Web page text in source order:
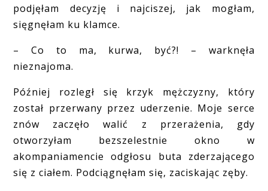
podjęłam decyzję i najciszej, jak mogłam,
sięgnęłam ku klamce.
– Co to ma, kurwa, być?! – warknęła
nieznajoma.
Później rozległ się krzyk mężczyzny, który
został przerwany przez uderzenie. Moje serce
znów zaczęło walić z przerażenia, gdy
otworzyłam bezszelestnie okno w
akompaniamencie odgłosu buta zderzającego
się z ciałem. Podciągnęłam się, zaciskając zęby.